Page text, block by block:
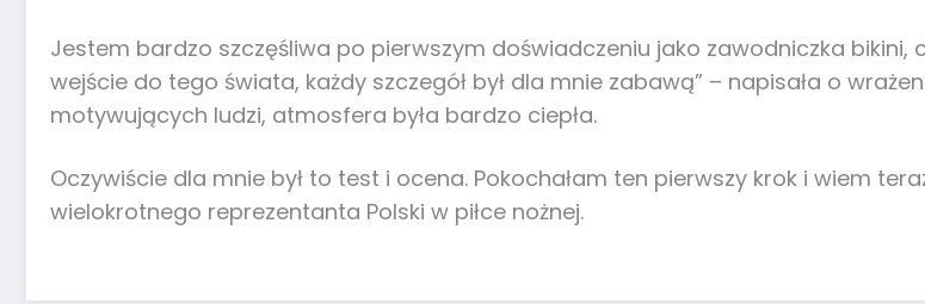
Jestem bardzo szczęśliwa po pierwszym doświadczeniu jako zawodniczka bikini,
wejście do tego świata, każdy szczegół był dla mnie zabawą” – napisała o
motywujących ludzi, atmosfera była bardzo ciepła.
Oczywiście dla mnie był to test i ocena. Pokochałam ten pierwszy krok i wiem
wielokrotnego reprezentanta Polski w piłce nożnej.